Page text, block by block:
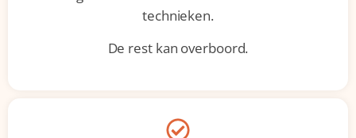
technieken.
De rest kan overboord.